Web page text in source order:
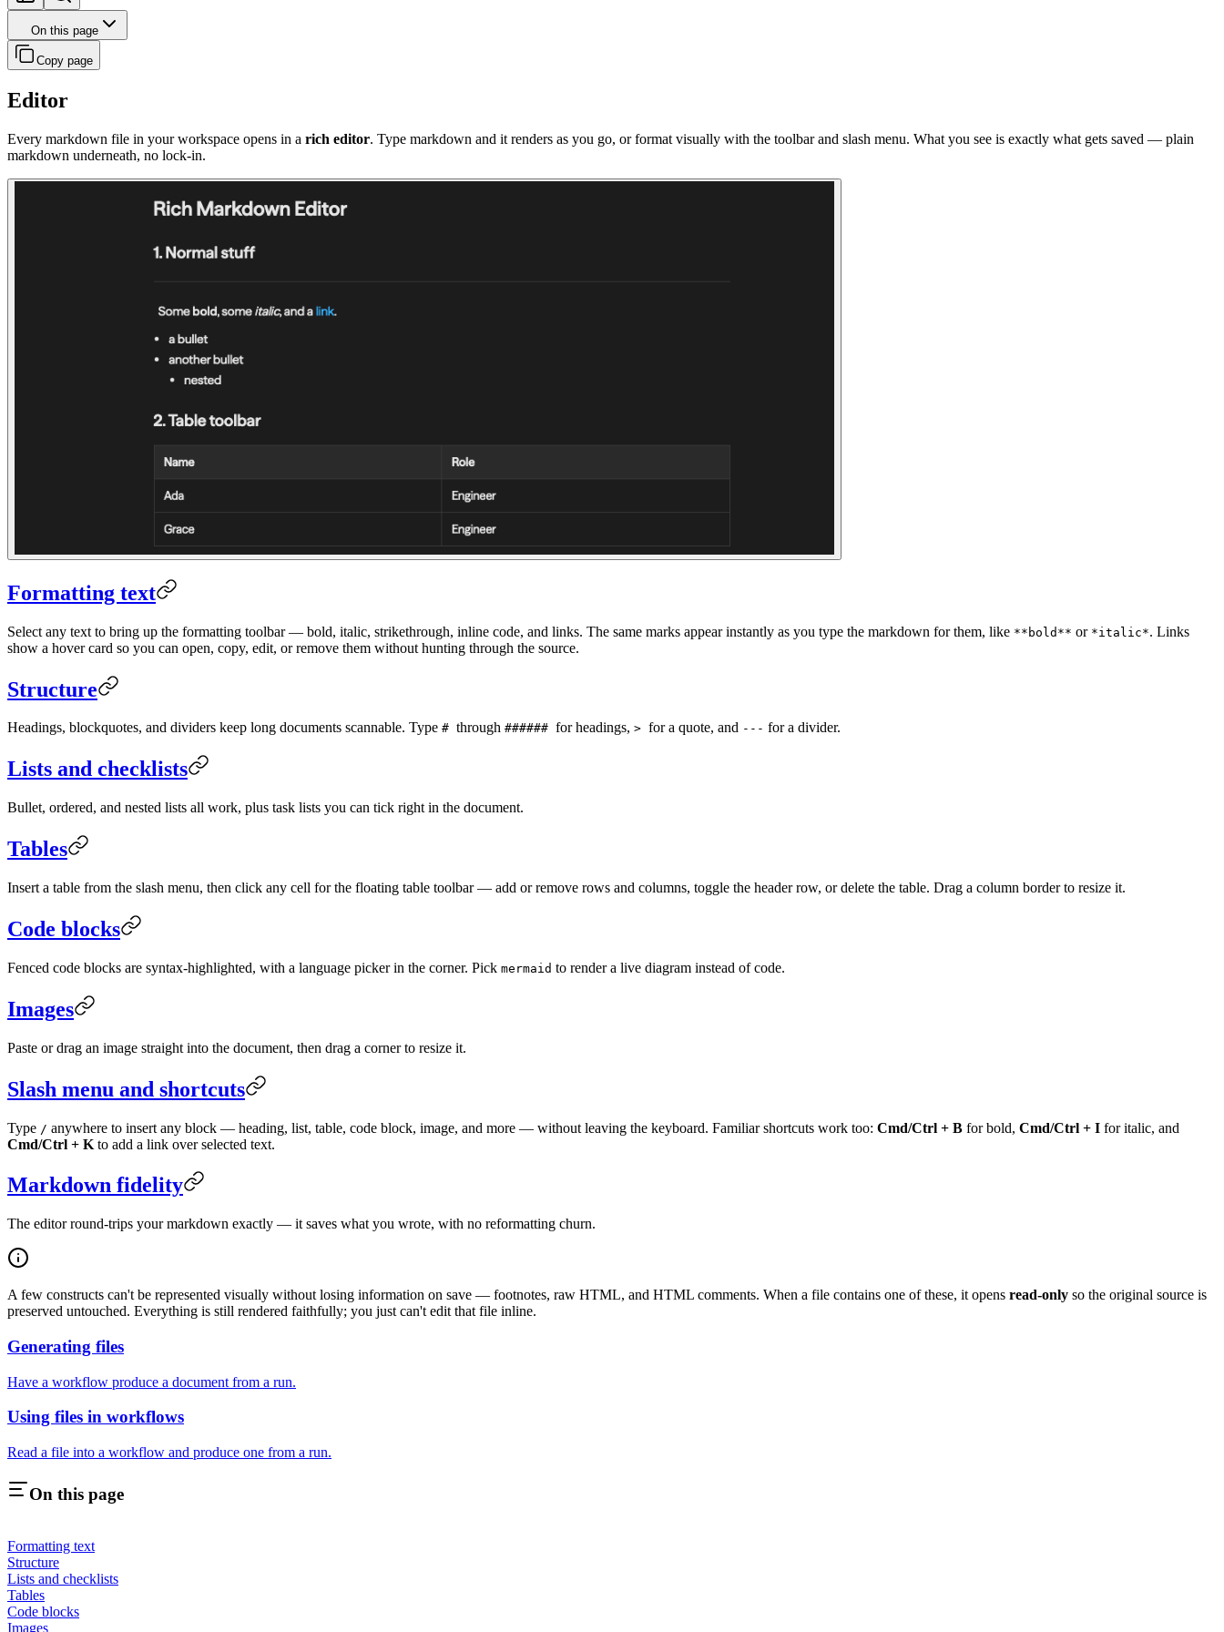
On this page
Copy page
Editor
Every markdown file in your workspace opens in a rich editor. Type markdown and it renders as you go, or format visually with the toolbar and slash menu. What you see is exactly what gets saved — plain
markdown underneath, no lock-in.
Formatting text
Select any text to bring up the formatting toolbar — bold, italic, strikethrough, inline code, and links. The same marks appear instantly as you type the markdown for them, like **bold** or *italic*. Links
show a hover card so you can open, copy, edit, or remove them without hunting through the source.
Structure
Headings, blockquotes, and dividers keep long documents scannable. Type # through ###### for headings, > for a quote, and --- for a divider.
Lists and checklists
Bullet, ordered, and nested lists all work, plus task lists you can tick right in the document.
Tables
Insert a table from the slash menu, then click any cell for the floating table toolbar — add or remove rows and columns, toggle the header row, or delete the table. Drag a column border to resize it.
Code blocks
Fenced code blocks are syntax-highlighted, with a language picker in the corner. Pick mermaid to render a live diagram instead of code.
Images
Paste or drag an image straight into the document, then drag a corner to resize it.
Slash menu and shortcuts
Type / anywhere to insert any block — heading, list, table, code block, image, and more — without leaving the keyboard. Familiar shortcuts work too: Cmd/Ctrl + B for bold, Cmd/Ctrl + I for italic, and
Cmd/Ctrl + K to add a link over selected text.
Markdown fidelity
The editor round-trips your markdown exactly — it saves what you wrote, with no reformatting churn.
A few constructs can't be represented visually without losing information on save — footnotes, raw HTML, and HTML comments. When a file contains one of these, it opens read-only so the original source is
preserved untouched. Everything is still rendered faithfully; you just can't edit that file inline.
Generating files
Have a workflow produce a document from a run.
Using files in workflows
Read a file into a workflow and produce one from a run.
On this page
Formatting text
Structure
Lists and checklists
Tables
Code blocks
Images